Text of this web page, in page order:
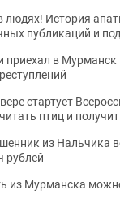
людях! История
публикаций и
приехал в Мурманск
стартует
птиц и
из Нальчика
рублей
из Мурманска